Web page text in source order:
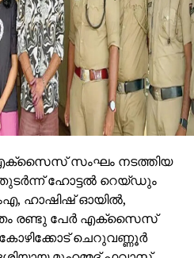
സംഘം നടത്തിയ
ഹോട്ടല്‍ റെയ്ഡും
ഹാഷിഷ് ഓയില്‍,
രണ്ടു പേര്‍ എക്സൈസ്
കോഴിക്കോട് ചെറുവണ്ണൂര്‍